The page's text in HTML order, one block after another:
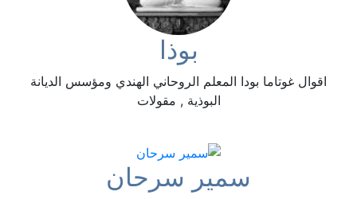
بوذا
اقوال غوتاما بودا المعلم الروحاني الهندي ومؤسس الديانة
البوذية , مقولات
سمير سرحان